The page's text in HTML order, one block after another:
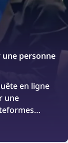
personne
en ligne
une